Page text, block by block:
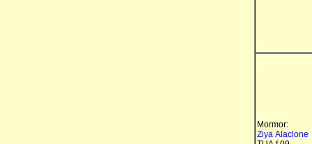
Mormor:
Ziya Alaclone